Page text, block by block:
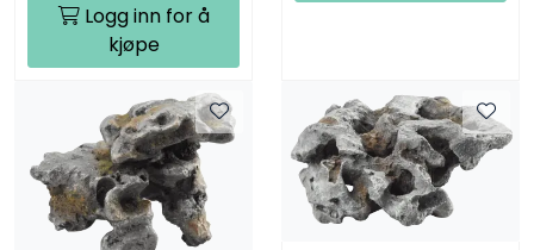
Logg inn for å
kjøpe